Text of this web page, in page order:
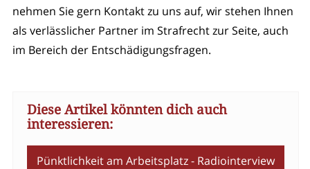
nehmen Sie gern Kontakt zu uns auf, wir stehen Ihnen
als verlässlicher Partner im Strafrecht zur Seite, auch
im Bereich der Entschädigungsfragen.
Diese Artikel könnten dich auch
interessieren:
Pünktlichkeit am Arbeitsplatz - Radiointerview